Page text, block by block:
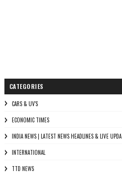
CATEGORIES
CARS & UV'S
ECONOMIC TIMES
INDIA NEWS | LATEST NEWS HEADLINES & LIVE
INTERNATIONAL
TTD NEWS